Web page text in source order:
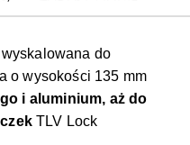
do
o wysokości 135 mm
i aluminium, aż do
TLV Lock